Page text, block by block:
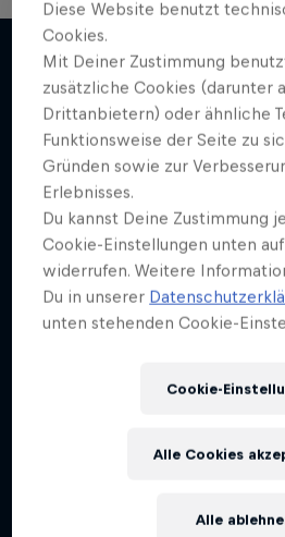
Weiter geht´s hier
Diese Website benutzt
Cookies.
Mit Deiner Zustimmung
zusätzliche Cookies (darunter
Drittanbietern) oder ähnliche
Funktionsweise der Seite zu
Gründen sowie zur
Erlebnisses.
Du kannst Deine Zustimmung
Cookie-Einstellungen unten
widerrufen. Weitere
Du in unserer
unten stehenden Cookie-
Cookie-
Alle
Alle Cookies